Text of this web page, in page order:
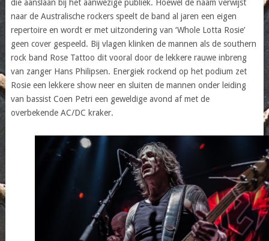
die aanslaan bij het aanwezige publiek. Hoewel de naam verwijst
naar de Australische rockers speelt de band al jaren een eigen
repertoire en wordt er met uitzondering van ‘Whole Lotta Rosie’
geen cover gespeeld. Bij vlagen klinken de mannen als de southern
rock band Rose Tattoo dit vooral door de lekkere rauwe inbreng
van zanger Hans Philipsen. Energiek rockend op het podium zet
Rosie een lekkere show neer en sluiten de mannen onder leiding
van bassist Coen Petri een geweldige avond af met de
overbekende AC/DC kraker.